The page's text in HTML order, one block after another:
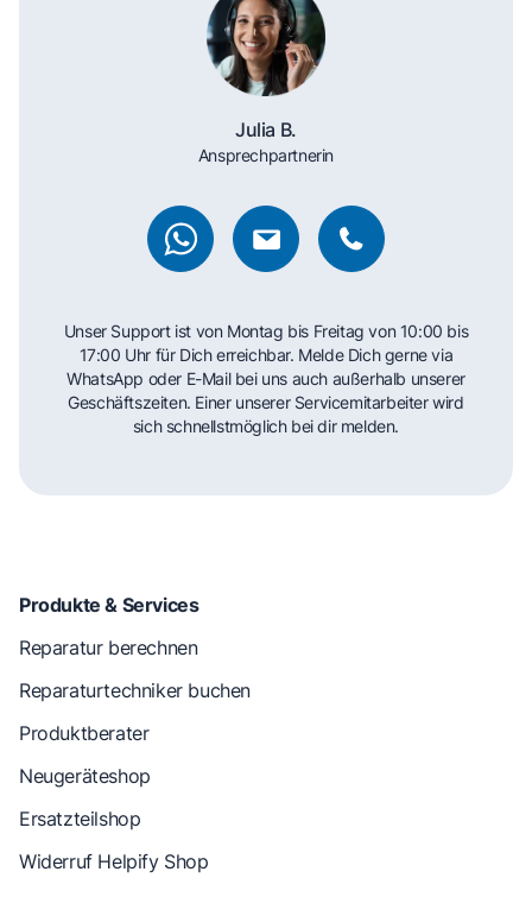
Julia B.
Ansprechpartnerin
Unser Support ist von Montag bis Freitag von 10:00 bis
17:00 Uhr für Dich erreichbar. Melde Dich gerne via
WhatsApp oder E-Mail bei uns auch außerhalb unserer
Geschäftszeiten. Einer unserer Servicemitarbeiter wird
sich schnellstmöglich bei dir melden.
Produkte & Services
Reparatur berechnen
Reparaturtechniker buchen
Produktberater
Neugeräteshop
Ersatzteilshop
Widerruf Helpify Shop